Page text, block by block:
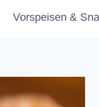
Vorspeisen &